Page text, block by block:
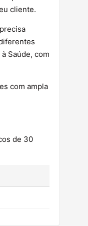
cliente.
Saúde, com
com ampla
de 30